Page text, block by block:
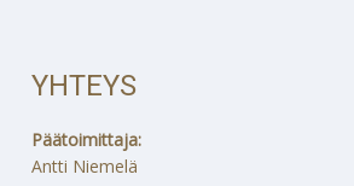
YHTEYS
Päätoimittaja:
Antti Niemelä